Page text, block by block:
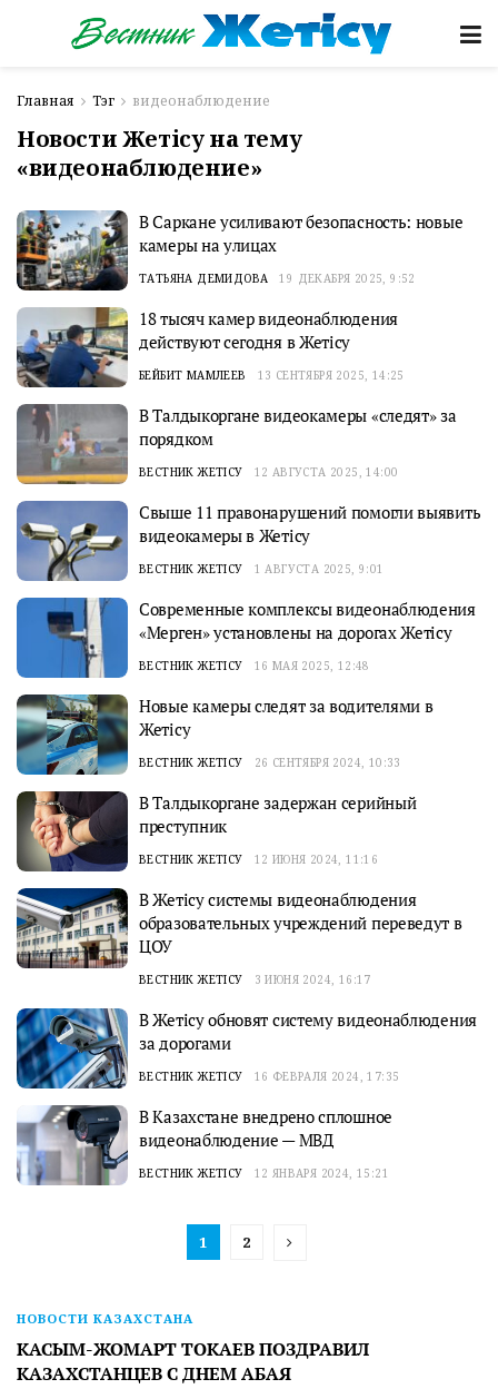
Главная Тэг видеонаблюдение
Новости Жетісу на тему
«видеонаблюдение»
В Саркане усиливают безопасность: новые
камеры на улицах
ТАТЬЯНА ДЕМИДОВА 19 ДЕКАБРЯ 2025, 9:52
18 тысяч камер видеонаблюдения
действуют сегодня в Жетiсу
БЕЙБИТ МАМЛЕЕВ 13 СЕНТЯБРЯ 2025, 14:25
В Талдыкоргане видеокамеры «следят» за
порядком
ВЕСТНИК ЖЕТІСУ 12 АВГУСТА 2025, 14:00
Свыше 11 правонарушений помогли выявить
видеокамеры в Жетiсу
ВЕСТНИК ЖЕТІСУ 1 АВГУСТА 2025, 9:01
Современные комплексы видеонаблюдения
«Мерген» установлены на дорогах Жетісу
ВЕСТНИК ЖЕТІСУ 16 МАЯ 2025, 12:48
Новые камеры следят за водителями в
Жетісу
ВЕСТНИК ЖЕТІСУ 26 СЕНТЯБРЯ 2024, 10:33
В Талдыкоргане задержан серийный
преступник
ВЕСТНИК ЖЕТІСУ 12 ИЮНЯ 2024, 11:16
В Жетісу системы видеонаблюдения
образовательных учреждений переведут в
ЦОУ
ВЕСТНИК ЖЕТІСУ 3 ИЮНЯ 2024, 16:17
В Жетiсу обновят систему видеонаблюдения
за дорогами
ВЕСТНИК ЖЕТІСУ 16 ФЕВРАЛЯ 2024, 17:35
В Казахстане внедрено сплошное
видеонаблюдение — МВД
ВЕСТНИК ЖЕТІСУ 12 ЯНВАРЯ 2024, 15:21
1 2
НОВОСТИ КАЗАХСТАНА
КАСЫМ-ЖОМАРТ ТОКАЕВ ПОЗДРАВИЛ
КАЗАХСТАНЦЕВ С ДНЕМ АБАЯ